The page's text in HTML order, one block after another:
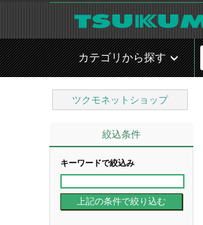
カテゴリから探す
ツクモネットショップ
絞込条件
キーワードで絞込み